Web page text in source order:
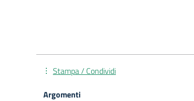
Stampa / Condividi
Argomenti